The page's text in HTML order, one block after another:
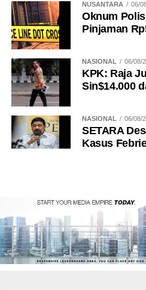
NUSANTARA 06/
Oknum
Pinjaman
NASIONAL 06/08/
KPK: Raja
Sin$14.000
NASIONAL 06/08/
SETARA
Kasus